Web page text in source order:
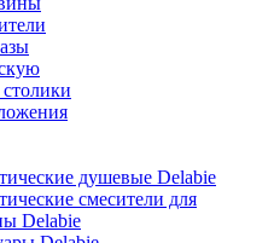
душевые Delabie
смесители для
Delabie